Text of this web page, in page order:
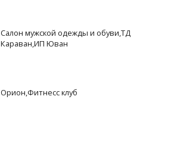
Салон мужской одежды и обуви,ТД
Караван,ИП Юван
Орион,Фитнесс клуб